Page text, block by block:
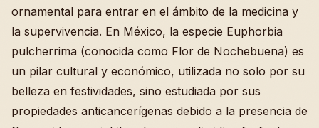
ornamental para entrar en el ámbito de la medicina y
la supervivencia. En México, la especie Euphorbia
pulcherrima (conocida como Flor de Nochebuena) es
un pilar cultural y económico, utilizada no solo por su
belleza en festividades, sino estudiada por sus
propiedades anticancerígenas debido a la presencia de